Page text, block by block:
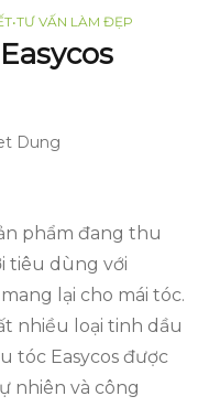
•TƯ VẤN LÀM ĐẸP
Dung
phẩm đang thu
tiêu dùng với
lại cho mái tóc.
nhiều loại tinh dầu
tóc Easycos được
nhiên và công